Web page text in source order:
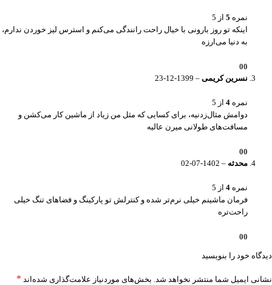
نمره 5 از 5
اینکه تو روز بارونی با خیال راحت رانندگی می‌کنم و استرس لیز خوردن ندارم،
به دنیا می‌ارزه
0
0
نسرین کریمی –
1399-12-23
نمره 4 از 5
دوامش مثال‌زدنیه، برای کسایی که مثل من زیاد از ماشین کار می‌کشن و
مسافت‌های طولانی میرن عالیه
0
0
محدثه –
1402-07-02
نمره 4 از 5
فرمان ماشینم خیلی نرم‌تر شده و کنترلش تو پارکینگ و فضاهای تنگ خیلی
راحت‌تره
0
0
دیدگاه خود را بنویسید
نشانی ایمیل شما منتشر نخواهد شد. بخش‌های موردنیاز علامت‌گذاری شده‌اند *